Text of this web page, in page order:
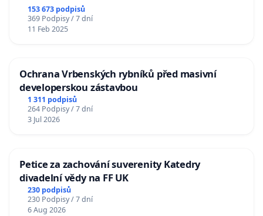
153 673 podpisů
369 Podpisy / 7 dní
11 Feb 2025
Ochrana Vrbenských rybníků před masivní
developerskou zástavbou
1 311 podpisů
264 Podpisy / 7 dní
3 Jul 2026
Petice za zachování suverenity Katedry
divadelní vědy na FF UK
230 podpisů
230 Podpisy / 7 dní
6 Aug 2026